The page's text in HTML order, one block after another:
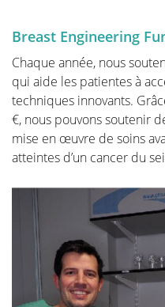
Breast Engineering
Chaque année, nous
qui aide les patientes à
techniques innovants.
€, nous pouvons soutenir
mise en œuvre de soins
atteintes d’un cancer du